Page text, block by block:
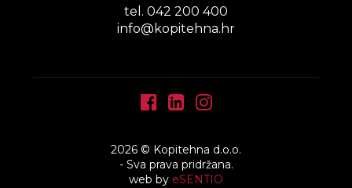
tel. 042 200 400
info@kopitehna.hr
2026 © Kopitehna d.o.o.
- Sva prava pridržana.
web by eSENTIO